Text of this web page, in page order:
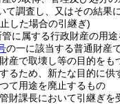
て調査し、又はその結果
した場合の引継ぎ)
に属する行政財産の用
の一に該当する普通財産
産で取壊し等の目的をも
るため、新たな目的に
て用途を廃止するもの
財課長において引継ぎ